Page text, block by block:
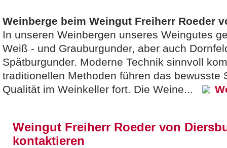
Weinberge beim Weingut Freiherr Roeder
In unseren Weinbergen unseres Weingutes
Weiß - und Grauburgunder, aber auch
Spätburgunder. Moderne Technik sinnvoll
traditionellen Methoden führen das bewusste
Qualität im Weinkeller fort. Die Weine...
Weingut Freiherr Roeder von
kontaktieren